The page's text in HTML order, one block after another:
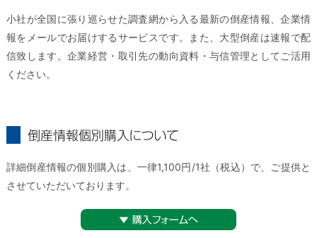
小社が全国に張り巡らせた調査網から入る最新の倒産情報、企業情
報をメールでお届けするサービスです。また、大型倒産は速報で配
信致します。企業経営・取引先の動向資料・与信管理としてご活用
ください。
詳細倒産情報の個別購入は、一律1,100円/1社（税込）で、ご提供と
させていただいております。